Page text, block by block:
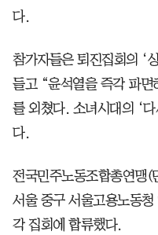
다.
참가자들은 퇴진집회의 ‘
들고 “윤석열을 즉각 파
를 외쳤다. 소녀시대의 ‘
다.
전국민주노동조합총연맹(
서울 중구 서울고용노동
각 집회에 합류했다.